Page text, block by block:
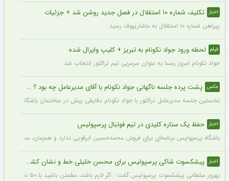
اخبار تکلیف شماره ۱۰ استقلال در فصل جدید روشن شد + جزئیات
پیراهن شماره ۱۰ استقلال به ماشاریپوف رسید.
فیلم لحظه ورود جواد نکونام به تبریز + کلیپ وایرال شده
جواد نکونام امروز رسما به عنوان سرمربی تیم تراکتور انتخاب شد.
عکس پشت پرده جلسه ناگهانی جواد نکونام با آقای مدیرعامل چه بود ؟ + عکس
نخستین جلسه مدیرعامل تراکتور با جواد نکونام دقایقی پیش در ساختمان باشگاه برگزار
اخبار حفظ یک ستاره کلیدی در تیم فوتبال پرسپولیس
باشگاه پرسپولیس برنامه‌ای برای فروش محمدحسین ابرقویی ندارد و همزمان، مسئولان
اخبار پیشکسوت شاکی پرسپولیس برای محسن خلیلی خط و نشان کشید + جزئیات
بهروز سلطانی پیشکسوت پرسپولیس گفت : اگر لازم باشد، مطمئن باشید با ۵۰ نفر از پیشکسوتان پرسپولیس مقابل ساختمان این باشگاه تجمع خواهیم کرد و خواهان برخورد جدی و عزل محسن خلیلی خواهیم شد. اصلاً این آقا بازیکن سایپا است نه پیشکسوت پرسپولیس.